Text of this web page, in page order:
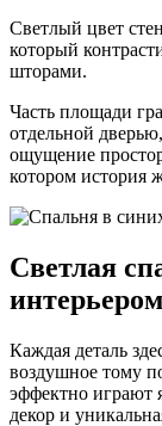
Светлый цвет
который
шторами.
Часть площади
отдельной
ощущение
котором история
Светлая
интерьером
Каждая деталь
воздушное тому
эффектно играют
декор и